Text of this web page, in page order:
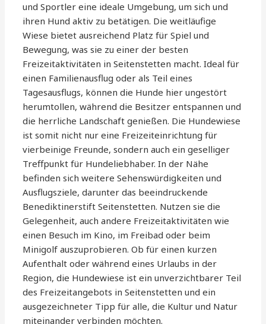
und Sportler eine ideale Umgebung, um sich und
ihren Hund aktiv zu betätigen. Die weitläufige
Wiese bietet ausreichend Platz für Spiel und
Bewegung, was sie zu einer der besten
Freizeitaktivitäten in Seitenstetten macht. Ideal für
einen Familienausflug oder als Teil eines
Tagesausflugs, können die Hunde hier ungestört
herumtollen, während die Besitzer entspannen und
die herrliche Landschaft genießen. Die Hundewiese
ist somit nicht nur eine Freizeiteinrichtung für
vierbeinige Freunde, sondern auch ein geselliger
Treffpunkt für Hundeliebhaber. In der Nähe
befinden sich weitere Sehenswürdigkeiten und
Ausflugsziele, darunter das beeindruckende
Benediktinerstift Seitenstetten. Nutzen sie die
Gelegenheit, auch andere Freizeitaktivitäten wie
einen Besuch im Kino, im Freibad oder beim
Minigolf auszuprobieren. Ob für einen kurzen
Aufenthalt oder während eines Urlaubs in der
Region, die Hundewiese ist ein unverzichtbarer Teil
des Freizeitangebots in Seitenstetten und ein
ausgezeichneter Tipp für alle, die Kultur und Natur
miteinander verbinden möchten.